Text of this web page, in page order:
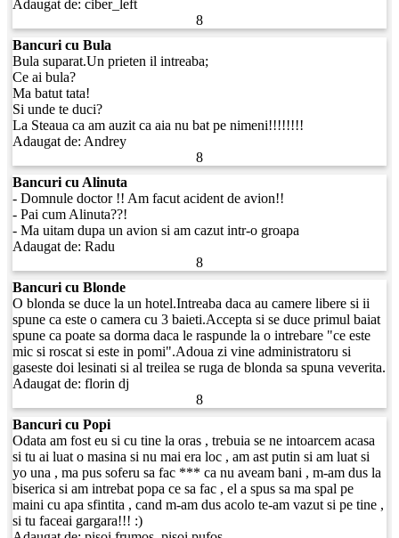
Adaugat de:ciber_left
8
Bancuri cu Bula
Bula suparat.Un prieten il intreaba;
Ce ai bula?
Ma batut tata!
Si unde te duci?
La Steaua ca am auzit ca aia nu bat pe nimeni!!!!!!!!
Adaugat de: Andrey
8
Bancuri cu Alinuta
- Domnule doctor !! Am facut acident de avion!!
- Pai cum Alinuta??!
- Ma uitam dupa un avion si am cazut intr-o groapa
Adaugat de:Radu
8
Bancuri cu Blonde
O blonda se duce la un hotel.Intreaba daca au camere libere si ii
spune ca este o camera cu 3 baieti.Accepta si se duce primul baiat
spune ca poate sa dorma daca le raspunde la o intrebare "ce este
mic si roscat si este in pomi".Adoua zi vine administratoru si
gaseste doi lesinati si al treilea se ruga de blonda sa spuna veverita.
Adaugat de:florin dj
8
Bancuri cu Popi
Odata am fost eu si cu tine la oras , trebuia se ne intoarcem acasa
si tu ai luat o masina si nu mai era loc , am ast putin si am luat si
yo una , ma pus soferu sa fac *** ca nu aveam bani , m-am dus la
biserica si am intrebat popa ce sa fac , el a spus sa ma spal pe
maini cu apa sfintita , cand m-am dus acolo te-am vazut si pe tine ,
si tu faceai gargara!!! :)